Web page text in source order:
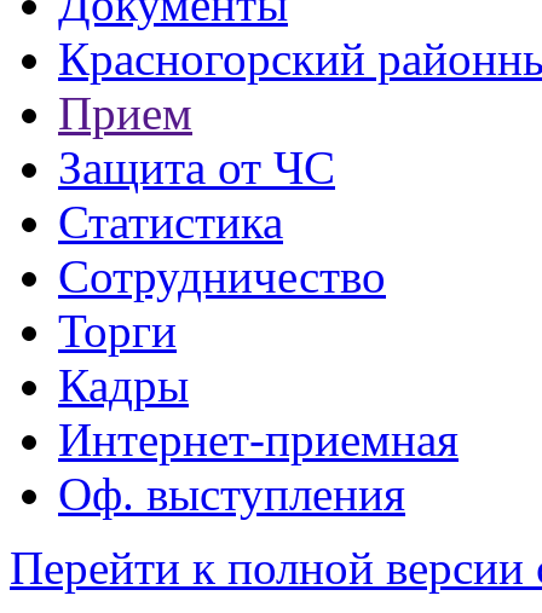
Красногорский
Прием
Защита от ЧС
Статистика
Сотрудничество
Торги
Кадры
Интернет-приемная
Оф. выступления
Перейти к полной версии